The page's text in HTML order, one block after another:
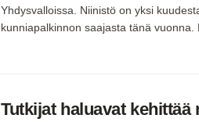
Yhdysvalloissa. Niinistö on yksi
kunniapalkinnon saajasta tänä vuonna.
Tutkijat haluavat kehittää